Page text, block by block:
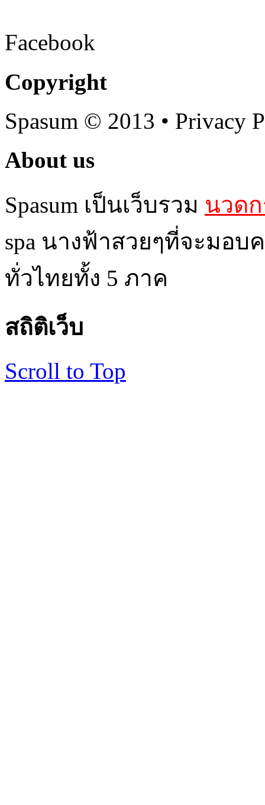
Facebook
Copyright
Spasum © 2013 • Privacy
About us
Spasum เป็นเว็บรวม นวด
spa นางฟ้าสวยๆที่จะมอ
ทั่วไทยทั้ง 5 ภาค
สถิติเว็บ
Scroll to Top